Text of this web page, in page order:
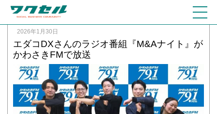
2026年1月30日
エダコDXさんのラジオ番組『M&Aナイト』が
かわさきFMで放送